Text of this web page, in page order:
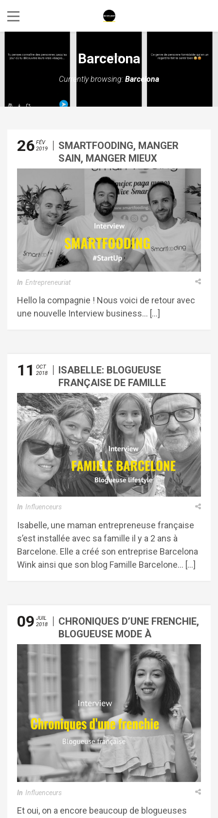
Barcelona
Currently browsing: Barcelona
26 FÉV
2019
SMARTFOODING, MANGER
SAIN, MANGER MIEUX
In Entrepreneuriat
Hello la compagnie ! Nous voici de retour avec
une nouvelle Interview business… […]
11
OCT
2018
ISABELLE: BLOGUEUSE
FRANÇAISE DE FAMILLE
BARCELONE
In Influenceurs
Isabelle, une maman entrepreneuse française
s’est installée avec sa famille il y a 2 ans à
Barcelone. Elle a créé son entreprise Barcelona
Wink ainsi que son blog Famille Barcelone… […]
09 JUIL
2018
CHRONIQUES D’UNE FRENCHIE,
BLOGUEUSE MODE À
BARCELONE
In Influenceurs
Et oui, on a encore beaucoup de blogueuses